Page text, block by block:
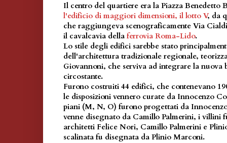
Il centro del quartiere era la Piazza Benedetto
l'edificio di maggiori dimensioni, il lotto V, da
che raggiungeva scenograficamente Via
il cavalcavia della ferrovia Roma-Lido.
Lo stile degli edifici sarebbe stato
dell'architettura tradizionale regionale,
Giovannoni, che serviva ad integrare la nuova
circostante.
Furono costruiti 44 edifici, che contenevano
le disposizioni vennero curate da Innocenzo
piani (M, N, O) furono progettati da
venne disegnato da Camillo Palmerini, i villini
architetti Felice Nori, Camillo Palmerini e
scalinata fu disegnata da Plinio Marconi.